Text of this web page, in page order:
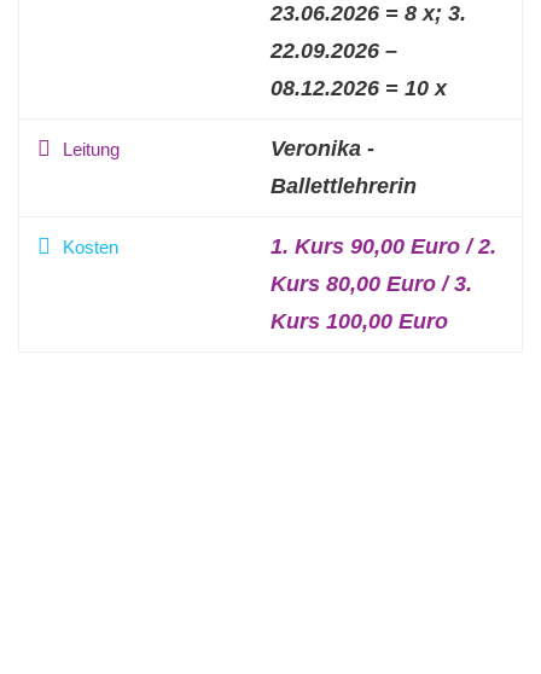
23.06.2026 = 8 x; 3.
22.09.2026 –
08.12.2026 = 10 x
Leitung
Veronika -
Ballettlehrerin
Kosten
1. Kurs 90,00 Euro / 2.
Kurs 80,00 Euro / 3.
Kurs 100,00 Euro